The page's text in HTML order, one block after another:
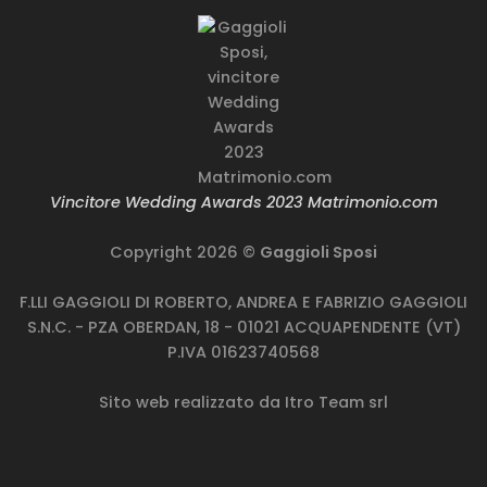
Vincitore Wedding Awards 2023 Matrimonio.com
Copyright 2026 © Gaggioli Sposi
F.LLI GAGGIOLI DI ROBERTO, ANDREA E FABRIZIO GAGGIOLI
S.N.C. - PZA OBERDAN, 18 - 01021 ACQUAPENDENTE (VT)
P.IVA 01623740568
Sito web realizzato da Itro Team srl